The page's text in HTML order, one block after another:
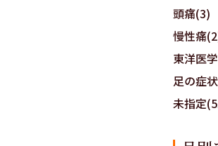
頭痛(3)
慢性痛
東洋医
足の症
未指定